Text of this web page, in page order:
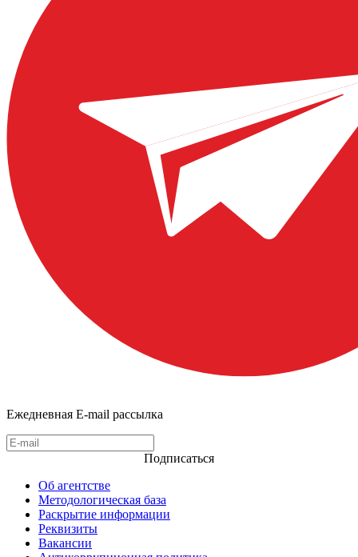
Ежедневная E-mail рассылка
Подписаться
Об агентстве
Методологическая база
Раскрытие информации
Реквизиты
Вакансии